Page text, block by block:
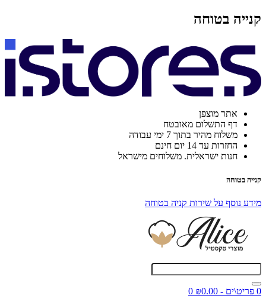
קנייה בטוחה
אתר מוצפן
דף התשלום מאובטח
משלוח מהיר בתוך 7 ימי עבודה
החזרות עד 14 יום חינם
חנות ישראלית. משלוחים מישראל
קנייה בטוחה
מידע נוסף על שירות קניה בטוחה
0 פריט\ים - ₪0.00
0